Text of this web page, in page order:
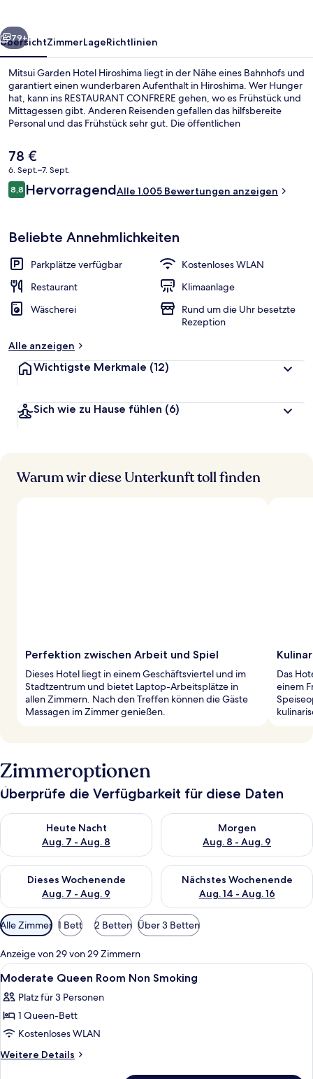
Lounge
Weiter
79+
ÜbersichtZimmerLageRichtlinien
Mitsui Garden Hotel Hiroshima liegt in der Nähe eines Bahnhofs und
garantiert einen wunderbaren Aufenthalt in Hiroshima. Wer Hunger
hat, kann ins RESTAURANT CONFRERE gehen, wo es Frühstück und
Mittagessen gibt. Anderen Reisenden gefallen das hilfsbereite
Personal und das Frühstück sehr gut. Die öffentlichen
Station Fukuro-machi sind es 5 Minuten und zur Station Chuden-
mae 6 Minuten.
Der
aktuelle
Preis
beträgt
78 €
6. Sept.–7. Sept.
Bewertungen
8,88,8 von 10.
HervorragendAlle 1.005 Bewertungen anzeigen
Beliebte Annehmlichkeiten
Parkplätze verfügbar
Kostenloses WLAN
Restaurant
Klimaanlage
Wäscherei
Rund um die Uhr besetzte
Rezeption
Alle anzeigen
Wichtigste Merkmale (12)
Sich wie zu Hause fühlen (6)
Warum wir diese Unterkunft toll finden
Perfektion zwischen Arbeit und Spiel
Dieses Hotel liegt in einem Geschäftsviertel und im
Stadtzentrum und bietet Laptop-Arbeitsplätze in
allen Zimmern. Nach den Treffen können die Gäste
Massagen im Zimmer genießen.
Das
einem
Zimmeroptionen
Überprüfe die Verfügbarkeit für diese Daten
Heute Nacht
Aug. 7 - Aug. 8
Überprüfe die Verfügbarkeit für heute Nacht, Aug. 7 - Aug. 8.
Morgen
Aug. 8 - Aug. 9
Überprüfe die Verfügbarkeit
Dieses Wochenende
Aug. 7 - Aug. 9
Überprüfe die Verfügbarkeit für dieses Wochenende, Aug. 7
Nächstes Wochenende
Aug. 14 - Aug. 16
Überprüfe die Verfügbarkeit
Verfügbare
Filter
für
Zimmer
Alle Zimmer 1 Bett 2 Betten Über 3 Betten
Anzeige von 29 von 29 Zimmern
Alle
Fotos
für
Moderate
Queen
Room
Ein Hotelzimmer mit Bett, Sessel,
8
Moderate Queen Room Non Smoking
Platz für 3 Personen
1 Queen-Bett
Kostenloses WLAN
Weitere Details
Weitere